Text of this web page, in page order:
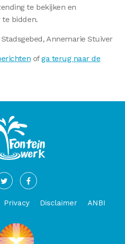
te bekijken en
bidden.
Annemarie Stuiver
ofga terug naar de
Privacy Disclaimer ANBI